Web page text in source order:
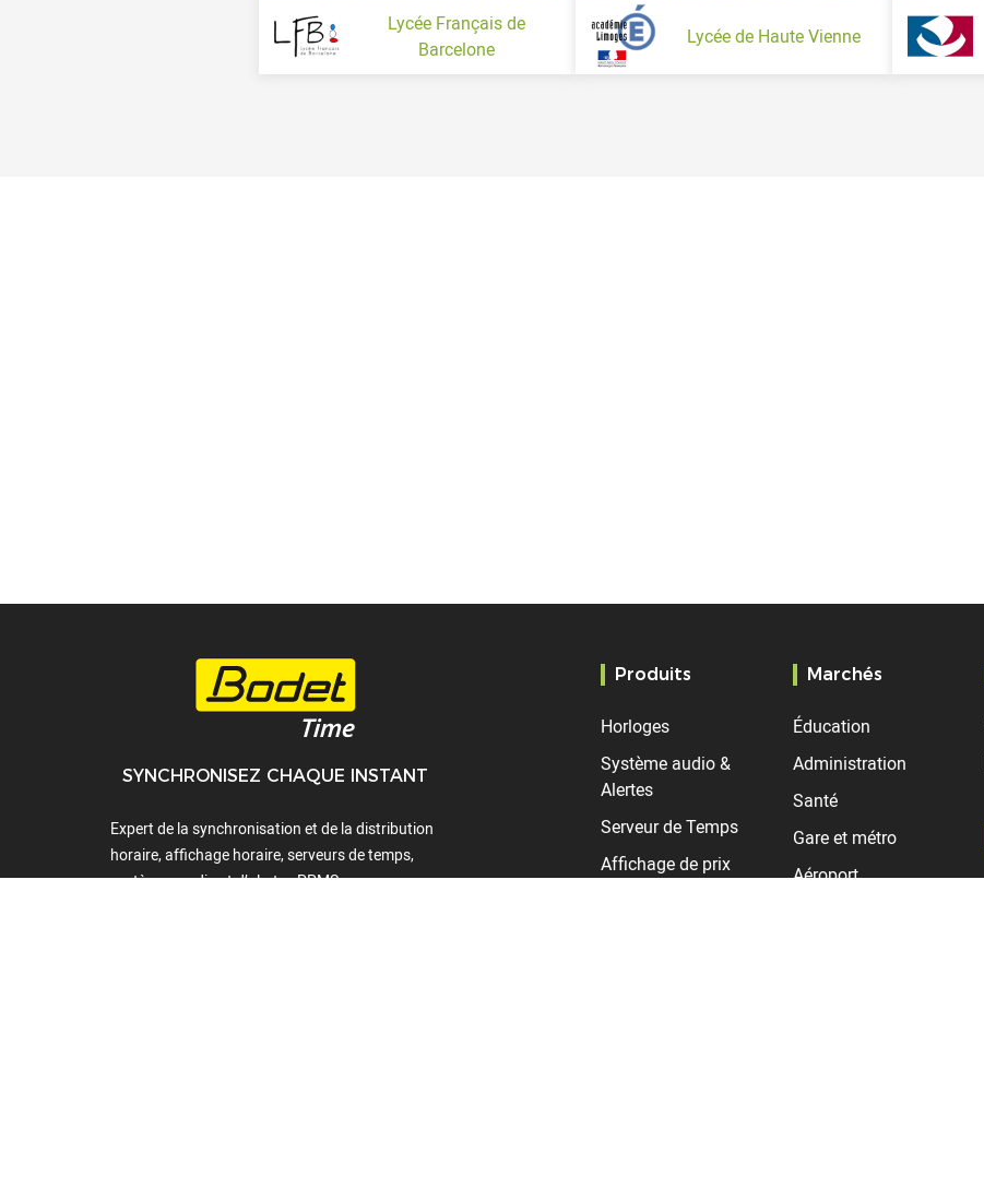
Lycée Français de
Barcelone
Lycée de Haute Vienne
Produits
Horloges
Système audio &
Alertes
Serveur de Temps
Affichage de prix
Marchés
Éducation
Administration
Santé
Gare et métro
Aéroport
SYNCHRONISEZ CHAQUE INSTANT
Expert de la synchronisation et de la distribution
horaire, affichage horaire, serveurs de temps,
systèmes audio et d’alertes PPMS.